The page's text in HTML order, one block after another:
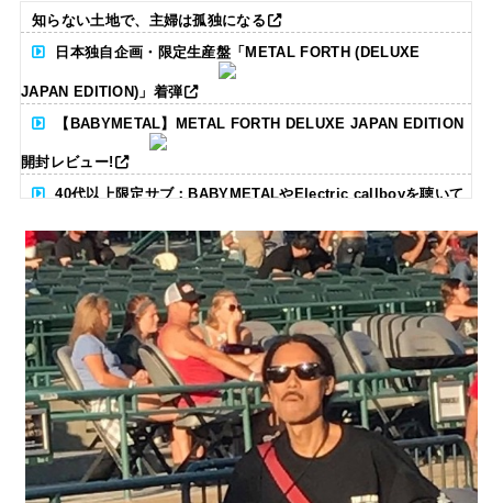
知らない土地で、主婦は孤独になる
日本独自企画・限定生産盤「METAL FORTH (DELUXE
JAPAN EDITION)」着弾
【BABYMETAL】METAL FORTH DELUXE JAPAN EDITION
開封レビュー!
40代以上限定サブ：BABYMETALやElectric callboyを聴いて
る人いる？ 【海外の反応】
BABYMETAL「CANNONBALL外伝」グッズ販売決定
タワーレコード新宿店にてBABYMETALのパネル展が開催中
Powered by livedoor 相互RSS